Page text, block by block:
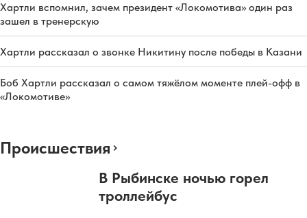
Хартли вспомнил, зачем президент «Локомотива» один раз
зашел в тренерскую
Хартли рассказал о звонке Никитину после победы в Казани
Боб Хартли рассказал о самом тяжёлом моменте плей-офф в
«Локомотиве»
Происшествия
В Рыбинске ночью горел
троллейбус